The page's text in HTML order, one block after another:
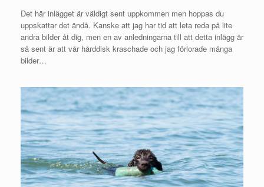
Det här inlägget är väldigt sent uppkommen men hoppas du
uppskattar det ändå. Kanske att jag har tid att leta reda på lite
andra bilder åt dig, men en av anledningarna till att detta inlägg är
så sent är att vår hårddisk kraschade och jag förlorade många
bilder…